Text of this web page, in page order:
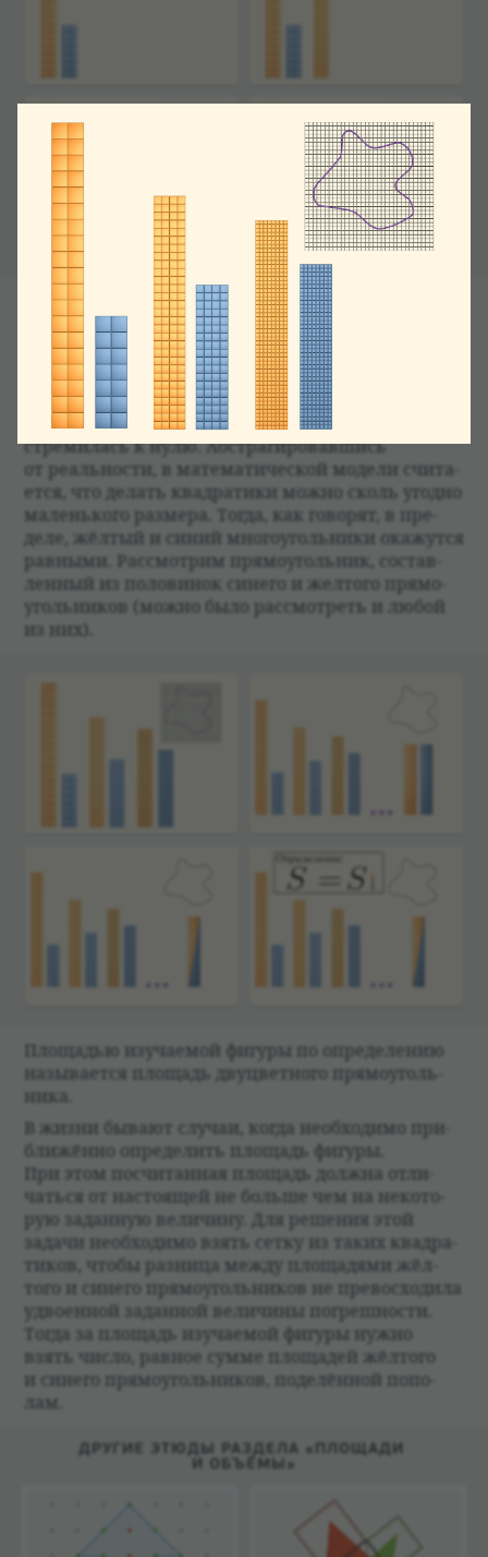
Рас­смат­ри­вая ещё более мел­кую сетку, мы полу­
чим еще более точ­ные верх­нюю и ниж­нюю гра­
ницы площади изу­ча­емой фигуры.
Будем про­должать уменьшать ячейки сетки,
делая их всё мельче и мельче так, чтобы сто­
рона квад­ра­ти­ков, из кото­рых она состав­лена,
стреми­лась к нулю. Абстраги­ро­вавшись
от реаль­но­сти, в матема­ти­че­ской модели счи­та­
ется, что делать квад­ра­тики можно сколь угодно
маленького размера. Тогда, как гово­рят, в пре­
деле, жёл­тый и синий много­уголь­ники окажутся
рав­ными. Рас­смот­рим прямо­уголь­ник, состав­
лен­ный из поло­ви­нок синего и жел­того прямо­
уголь­ни­ков (можно было рас­смот­реть и любой
из них).
Площа­дью изу­ча­емой фигуры по опре­де­ле­нию
назы­ва­ется площадь двуцвет­ного прямо­уголь­
ника.
В жизни бывают слу­чаи, когда необ­хо­димо при­
ближённо опре­де­лить площадь фигуры.
При этом посчи­тан­ная площадь должна отли­
чаться от насто­ящей не больше чем на неко­то­
рую задан­ную вели­чину. Для реше­ния этой
задачи необ­хо­димо взять сетку из таких квад­ра­
ти­ков, чтобы раз­ница между площа­дями жёл­
того и синего прямо­уголь­ни­ков не пре­вос­хо­дила
удво­ен­ной задан­ной вели­чины погреш­но­сти.
Тогда за площадь изу­ча­емой фигуры нужно
взять число, рав­ное сумме площа­дей жёл­того
и синего прямо­уголь­ни­ков, поде­лён­ной попо­
лам.
ДРУГИЕ ЭТЮДЫ РАЗДЕЛА «ПЛОЩАДИ
И ОБЪЁМЫ»